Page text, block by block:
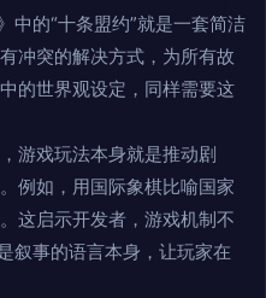
中的“十条盟约”就是一套简洁
冲突的解决方式，为所有故
的世界观设定，同样需要这
游戏玩法本身就是推动剧
例如，用国际象棋比喻国家
这启示开发者，游戏机制不
叙事的语言本身，让玩家在